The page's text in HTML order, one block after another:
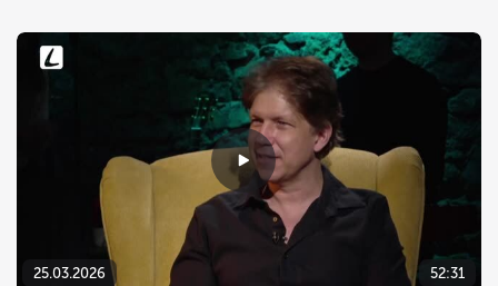
25.03.2026 52:31